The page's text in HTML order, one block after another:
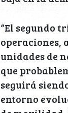
“El segundo
operaciones,
unidades de
que
seguirá
entorno